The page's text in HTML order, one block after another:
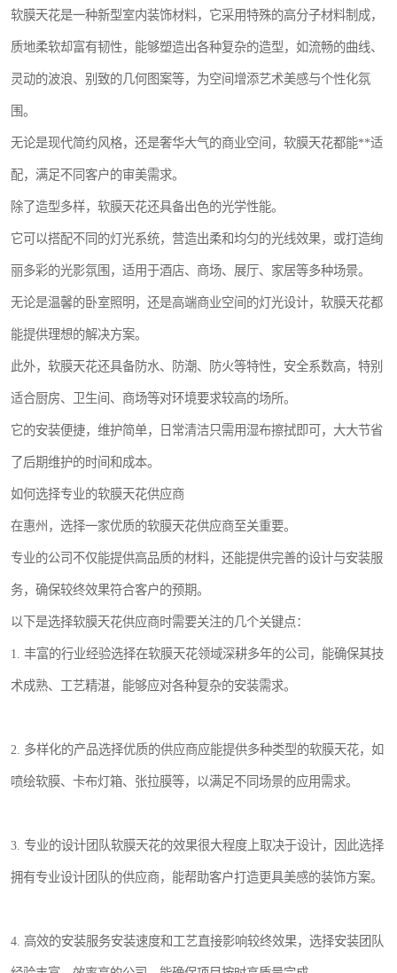
软膜天花是一种新型室内装饰材料，它采用特殊的高分子材料制成，
质地柔软却富有韧性，能够塑造出各种复杂的造型，如流畅的曲线、
灵动的波浪、别致的几何图案等，为空间增添艺术美感与个性化氛
围。
无论是现代简约风格，还是奢华大气的商业空间，软膜天花都能**适
配，满足不同客户的审美需求。
除了造型多样，软膜天花还具备出色的光学性能。
它可以搭配不同的灯光系统，营造出柔和均匀的光线效果，或打造绚
丽多彩的光影氛围，适用于酒店、商场、展厅、家居等多种场景。
无论是温馨的卧室照明，还是高端商业空间的灯光设计，软膜天花都
能提供理想的解决方案。
此外，软膜天花还具备防水、防潮、防火等特性，安全系数高，特别
适合厨房、卫生间、商场等对环境要求较高的场所。
它的安装便捷，维护简单，日常清洁只需用湿布擦拭即可，大大节省
了后期维护的时间和成本。
如何选择专业的软膜天花供应商
在惠州，选择一家优质的软膜天花供应商至关重要。
专业的公司不仅能提供高品质的材料，还能提供完善的设计与安装服
务，确保较终效果符合客户的预期。
以下是选择软膜天花供应商时需要关注的几个关键点：
1. 丰富的行业经验选择在软膜天花领域深耕多年的公司，能确保其技
术成熟、工艺精湛，能够应对各种复杂的安装需求。
2. 多样化的产品选择优质的供应商应能提供多种类型的软膜天花，如
喷绘软膜、卡布灯箱、张拉膜等，以满足不同场景的应用需求。
3. 专业的设计团队软膜天花的效果很大程度上取决于设计，因此选择
拥有专业设计团队的供应商，能帮助客户打造更具美感的装饰方案。
4. 高效的安装服务安装速度和工艺直接影响较终效果，选择安装团队